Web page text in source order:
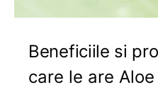
Beneficiile si
care le are Aloe